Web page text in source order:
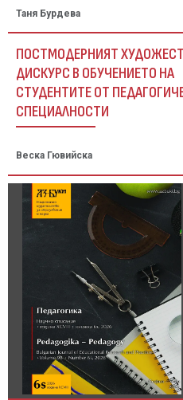
Таня Бурдева
ПОСТМОДЕРНИЯТ
ДИСКУРС В ОБУЧЕНИЕТО НА
СТУДЕНТИТЕ ОТ
СПЕЦИАЛНОСТИ
Веска Гювийска